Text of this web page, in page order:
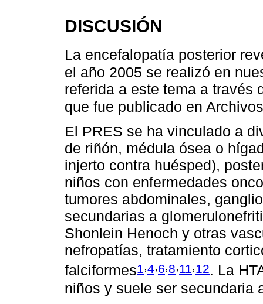
DISCUSIÓN
La encefalopatía posterior
el año 2005 se realizó en
referida a este tema a través
que fue publicado en
El PRES se ha vinculado a
de riñón, médula ósea o
injerto contra huésped),
niños con enfermedades
tumores abdominales,
secundarias a
Shonlein Henoch y otras
nefropatías, tratamiento
falciformes1 ,4,6,8,11 ,12. La
niños y suele ser secundaria